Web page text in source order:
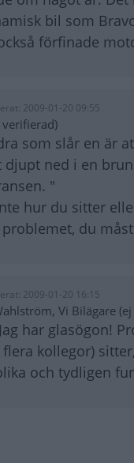
bil som
förfinade
2009-01-20 09:55
som slår en är
djupt ned i en
"
hur du sitter
du
2009-01-20 16:15
Vi Bilägare
har glasögon!
flera kollegor)
och tydligen